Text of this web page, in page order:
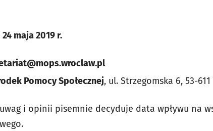
r.
Pomocy Społecznej, ul. Strzegomska 6, 53-611
i opinii pisemnie decyduje data wpływu na